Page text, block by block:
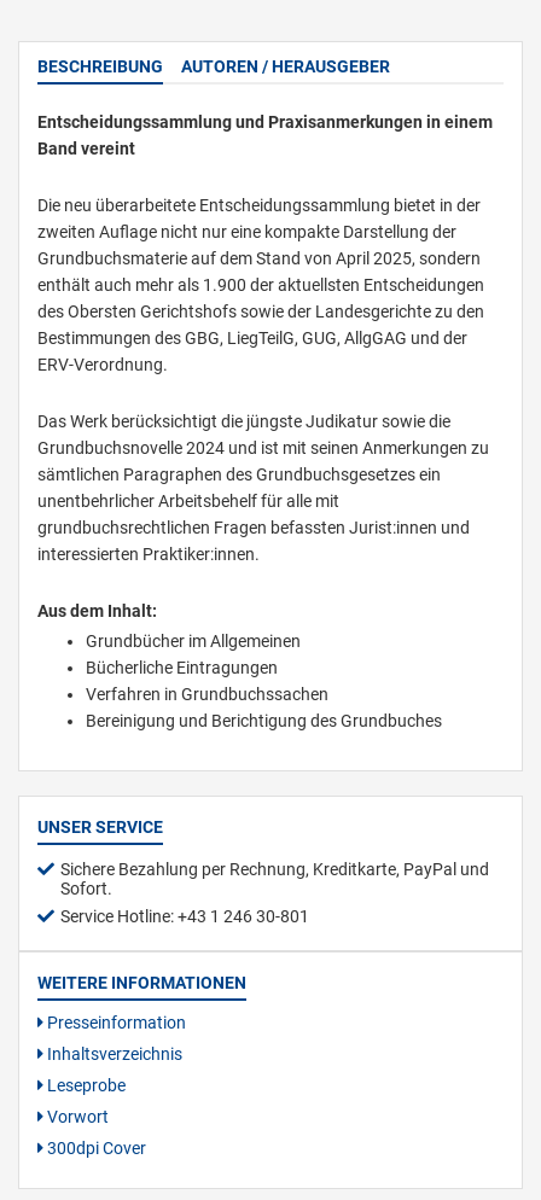
BESCHREIBUNG AUTOREN / HERAUSGEBER
Entscheidungssammlung und Praxisanmerkungen in einem
Band vereint
Die neu überarbeitete Entscheidungssammlung bietet in der
zweiten Auflage nicht nur eine kompakte Darstellung der
Grundbuchsmaterie auf dem Stand von April 2025, sondern
enthält auch mehr als 1.900 der aktuellsten Entscheidungen
des Obersten Gerichtshofs sowie der Landesgerichte zu den
Bestimmungen des GBG, LiegTeilG, GUG, AllgGAG und der
ERV-Verordnung.
Das Werk berücksichtigt die jüngste Judikatur sowie die
Grundbuchsnovelle 2024 und ist mit seinen Anmerkungen zu
sämtlichen Paragraphen des Grundbuchsgesetzes ein
unentbehrlicher Arbeitsbehelf für alle mit
grundbuchsrechtlichen Fragen befassten Jurist:innen und
interessierten Praktiker:innen.
Aus dem Inhalt:
Grundbücher im Allgemeinen
Bücherliche Eintragungen
Verfahren in Grundbuchssachen
Bereinigung und Berichtigung des Grundbuches
UNSER SERVICE
Sichere Bezahlung per Rechnung, Kreditkarte, PayPal und
Sofort.
Service Hotline: +43 1 246 30-801
WEITERE INFORMATIONEN
Presseinformation
Inhaltsverzeichnis
Leseprobe
Vorwort
300dpi Cover